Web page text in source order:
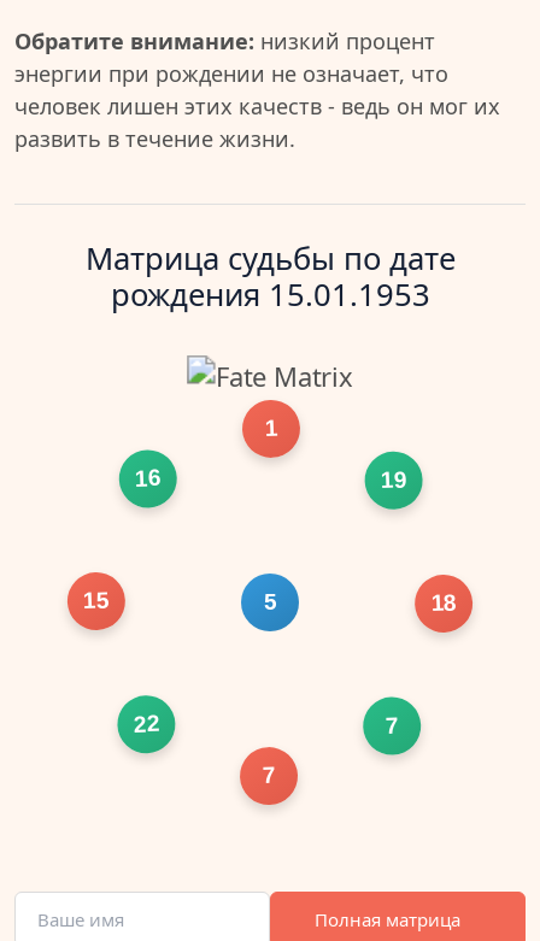
Обратите внимание: низкий процент
энергии при рождении не означает, что
человек лишен этих качеств - ведь он мог их
развить в течение жизни.
Матрица судьбы по дате
рождения 15.01.1953
15
1
18
7
16 19
7
22
5
Полная матрица